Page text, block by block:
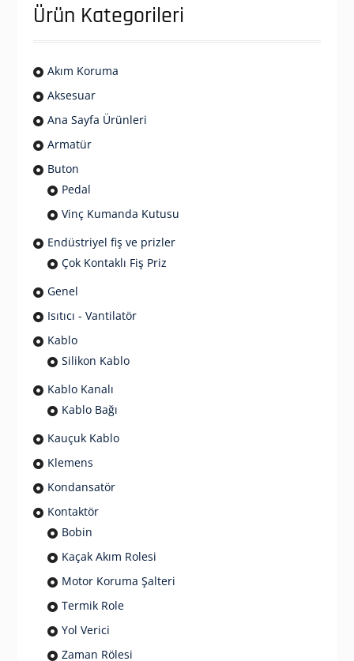
Ürün Kategorileri
Akım Koruma
Aksesuar
Ana Sayfa Ürünleri
Armatür
Buton
Pedal
Vinç Kumanda Kutusu
Endüstriyel fiş ve prizler
Çok Kontaklı Fiş Priz
Genel
Isıtıcı - Vantilatör
Kablo
Silikon Kablo
Kablo Kanalı
Kablo Bağı
Kauçuk Kablo
Klemens
Kondansatör
Kontaktör
Bobin
Kaçak Akım Rolesi
Motor Koruma Şalteri
Termik Role
Yol Verici
Zaman Rölesi